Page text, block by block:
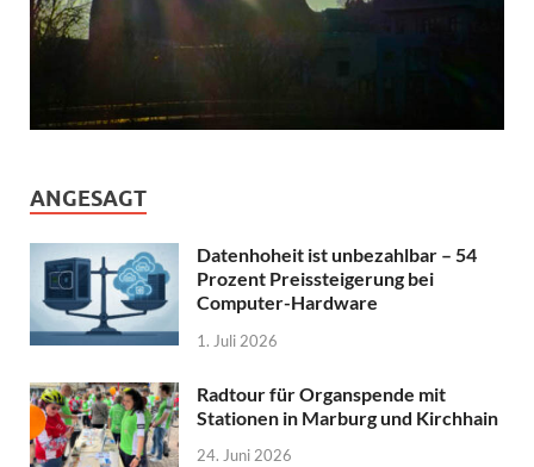
ANGESAGT
Datenhoheit ist unbezahlbar – 54
Prozent Preissteigerung bei
Computer-Hardware
1. Juli 2026
Radtour für Organspende mit
Stationen in Marburg und Kirchhain
24. Juni 2026